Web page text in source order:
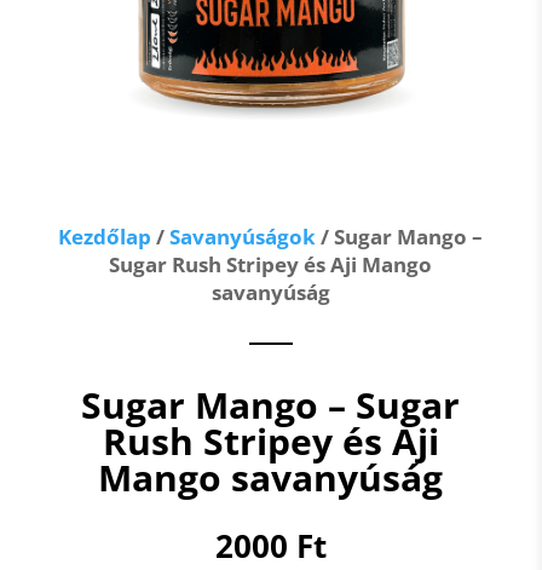
Kezdőlap /Savanyúságok/ Sugar Mango –
Sugar Rush Stripey és Aji Mango
savanyúság
Sugar Mango – Sugar
Rush Stripey és Aji
Mango savanyúság
2000 Ft